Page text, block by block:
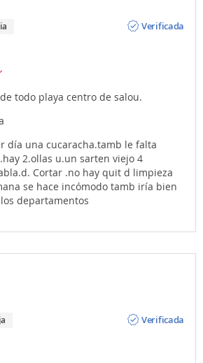
Verificada
todo playa centro de salou.
día una cucaracha.tamb le falta
2.ollas u.un sarten viejo 4
Cortar .no hay quit d limpieza
se hace incómodo tamb iría bien
departamentos
Verificada